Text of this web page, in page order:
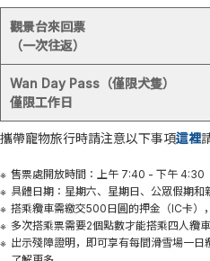
觀景台來回票
（一次往返）
Wan Day Pass（僅限犬隻）
僅限工作日
攜帶寵物旅行時請注意以下事項這裡
售票處開放時間：上午 7:40 - 下午 4:30
具體日期：星期六、星期日、公眾假期和
搭乘纜車需繳交500日圓的押金（IC卡）
多次搭乘票需要2個點數才能搭乘四人纜
出示殘障證明，即可享有每間滑雪場一日